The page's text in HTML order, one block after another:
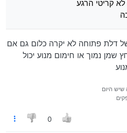
קריטי הרגע
דלת פתוחה לא יקרה כלום גם אם
שמן נמוך או חימום מנוע יכול
היום
0